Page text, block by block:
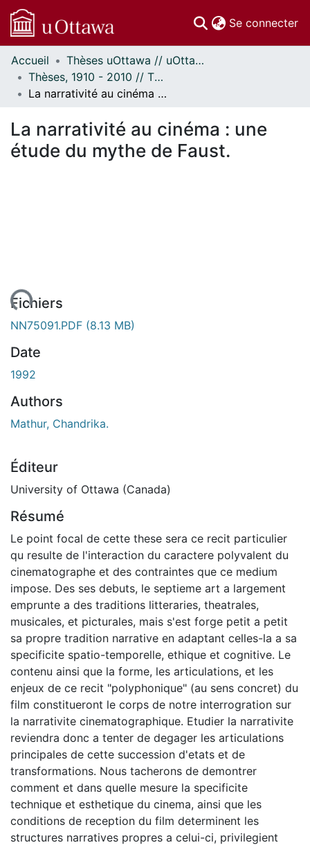
Se connecter
Communautés
et collections
Parcourir
À propos
Accueil
Thèses uOttawa // uOttawa Theses
Thèses, 1910 - 2010 // Theses, 1910 - 2010
La narrativité au cinéma : une étude du mythe de Faust.
La narrativité au cinéma : une
étude du mythe de Faust.
Fichiers
NN75091.PDF (8.13 MB)
Date
1992
Authors
Mathur, Chandrika.
Éditeur
University of Ottawa (Canada)
Résumé
Le point focal de cette these sera ce recit particulier
qu resulte de l'interaction du caractere polyvalent du
cinematographe et des contraintes que ce medium
impose. Des ses debuts, le septieme art a largement
emprunte a des traditions litteraries, theatrales,
musicales, et picturales, mais s'est forge petit a petit
sa propre tradition narrative en adaptant celles-la a sa
specificite spatio-temporelle, ethique et cognitive. Le
contenu ainsi que la forme, les articulations, et les
enjeux de ce recit "polyphonique" (au sens concret) du
film constitueront le corps de notre interrogration sur
la narrativite cinematographique. Etudier la narrativite
reviendra donc a tenter de degager les articulations
principales de cette succession d'etats et de
transformations. Nous tacherons de demontrer
comment et dans quelle mesure la specificite
technique et esthetique du cinema, ainsi que les
conditions de reception du film determinent les
structures narratives propres a celui-ci, privilegient